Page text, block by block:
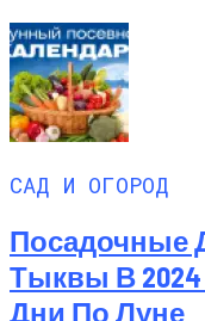
САД И ОГОРОД
Посадочные
Тыквы В
Дни По Луне